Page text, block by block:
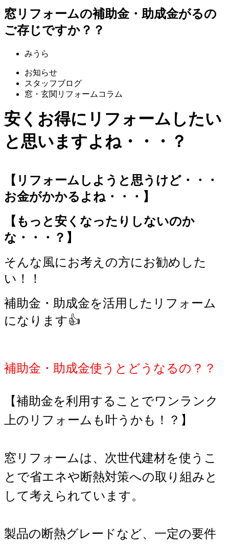
窓リフォームの補助金・助成金がるの
ご存じですか？？
みうら
お知らせ
スタッフブログ
窓・玄関リフォームコラム
安くお得にリフォームしたい
と思いますよね・・・？
【リフォームしようと思うけど・・・
お金がかかるよね・・・】
【もっと安くなったりしないのか
な・・・？】
そんな風にお考えの方にお勧めした
い！！
補助金・助成金を活用したリフォーム
になります👍
補助金・助成金使うとどうなるの？？
【補助金を利用することでワンランク
上のリフォームも叶うかも！？】
窓リフォームは、次世代建材を使うこ
とで省エネや断熱対策への取り組みと
して考えられています。
製品の断熱グレードなど、一定の要件